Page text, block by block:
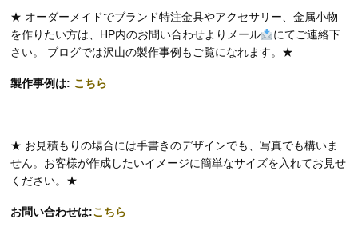
★ オーダーメイドでブランド特注金具やアクセサリー、金属小物
を作りたい方は、HP内のお問い合わせよりメール
にてご連絡下
さい。 ブログでは沢山の製作事例もご覧になれます。★
製作事例は: こちら
★ お見積もりの場合には手書きのデザインでも、写真でも構いま
せん。お客様が作成したいイメージに簡単なサイズを入れてお見せ
ください。★
お問い合わせは:こちら